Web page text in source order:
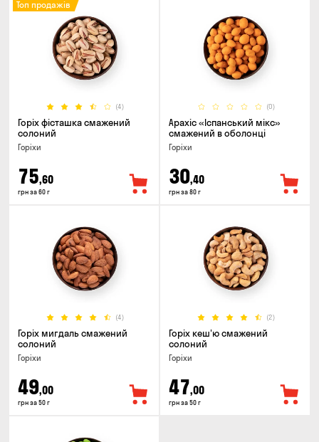
(4)
Топ продажів
Горіх фісташка смажений
солоний
Горіхи
75,60
грн за 60 г
(0)
Арахіс «Іспанський мікс»
смажений в оболонці
Горіхи
30,40
грн за 80 г
(4)
Горіх мигдаль смажений
солоний
Горіхи
49,00
грн за 50 г
(2)
Горіх кеш'ю смажений
солоний
Горіхи
47,00
грн за 50 г